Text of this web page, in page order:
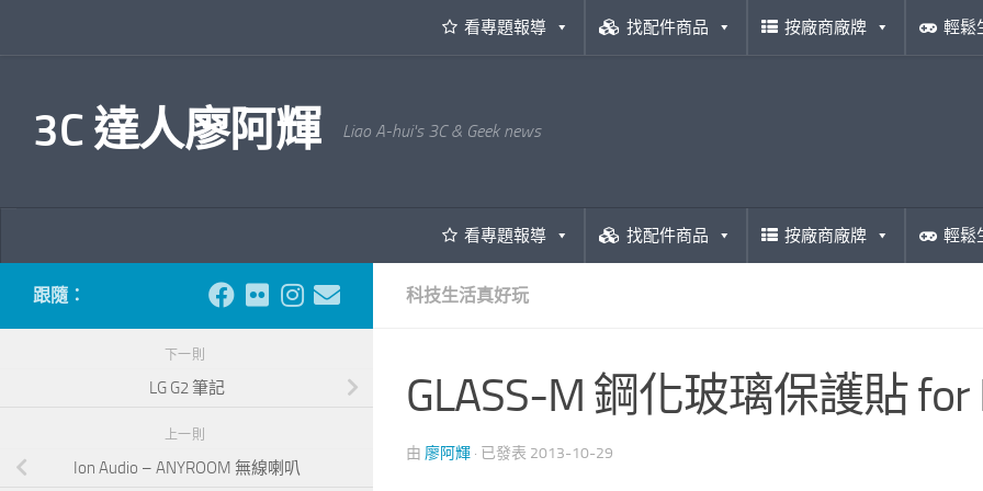
看專題報導 找配件商品 按廠商廠牌 輕鬆
3C 達人廖阿輝 Liao A-hui's 3C & Geek news
看專題報導 找配件商品 按廠商廠牌 輕鬆
科技生活真好玩
GLASS-M 鋼化玻璃保護貼 for
由 廖阿輝 · 已發表 2013-10-29
跟隨：
下一則
LG G2 筆記
上一則
Ion Audio – ANYROOM 無線喇叭